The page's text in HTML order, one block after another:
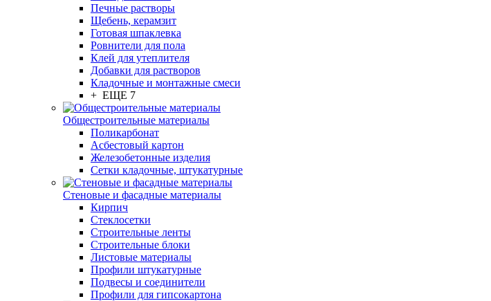
Печные растворы
Щебень, керамзит
Готовая шпаклевка
Ровнители для пола
Клей для утеплителя
Добавки для растворов
Кладочные и монтажные смеси
+ ЕЩЕ 7
Общестроительные материалы
Поликарбонат
Асбестовый картон
Железобетонные изделия
Сетки кладочные, штукатурные
Стеновые и фасадные материалы
Кирпич
Стеклосетки
Строительные ленты
Строительные блоки
Листовые материалы
Профили штукатурные
Подвесы и соединители
Профили для гипсокартона